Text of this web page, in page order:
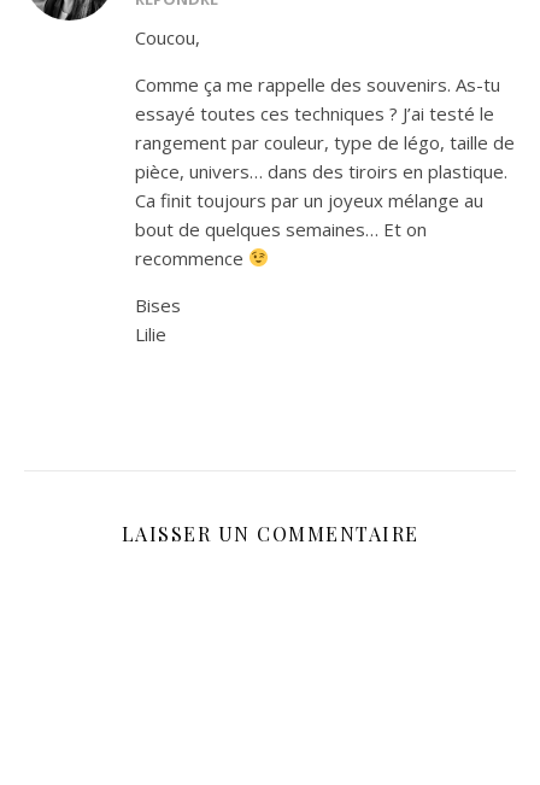
Coucou,
Comme ça me rappelle des souvenirs. As-tu
essayé toutes ces techniques ? J’ai testé le
rangement par couleur, type de légo, taille de
pièce, univers… dans des tiroirs en plastique.
Ca finit toujours par un joyeux mélange au
bout de quelques semaines… Et on
recommence
Bises
Lilie
LAISSER UN COMMENTAIRE